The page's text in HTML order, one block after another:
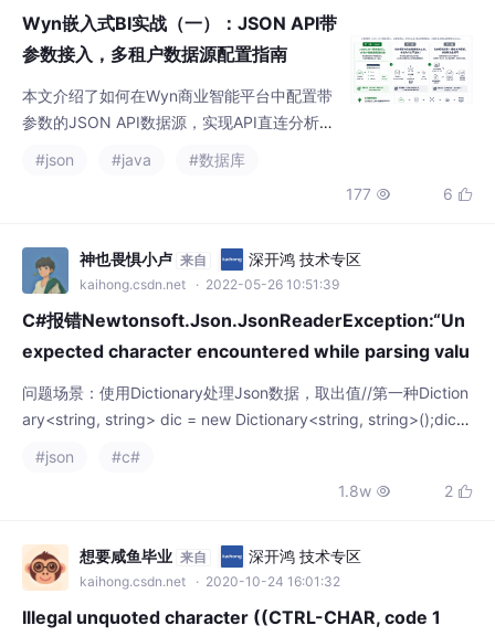
工具（如计算器）只替代计算执行，而AI直接
提供判
Wyn嵌入式BI实战（一）：JSON API带
参数接入，多租户数据源配置指南
本文介绍了如何在Wyn商业智能平台中配置带
参数的JSON API数据源，实现API直连分析。
主要内容包括： 解析JSON API直连的价值：
不落地存储、实时获取数据，特别适合SaaS多
示使用jsonplaceholder测试API，配置基址参
数并在端点中引用 提供参数作用域、多值分隔
符等避坑指南 预告后续将探讨
#json #java
#数据库
177  6 
神也畏惧小卢 来自 深开鸿 技术专区
kaihong.csdn.net · 2022-05-26 10:51:39
C#报错Newtonsoft.Json.JsonReaderException:“Un
expected character encountered while parsing valu
e
问题场景：使用Dictionary处理Json数据，取出值//第一种Diction
ary<string, string> dic = new Dictionary<string, string>();dic.A
ptSerializer();//将
#json
#c#
1.8w  2 
想要咸鱼毕业 来自 深开鸿 技术专区
kaihong.csdn.net · 2020-10-24 16:01:32
Illegal unquoted character ((CTRL-CHAR, code 1